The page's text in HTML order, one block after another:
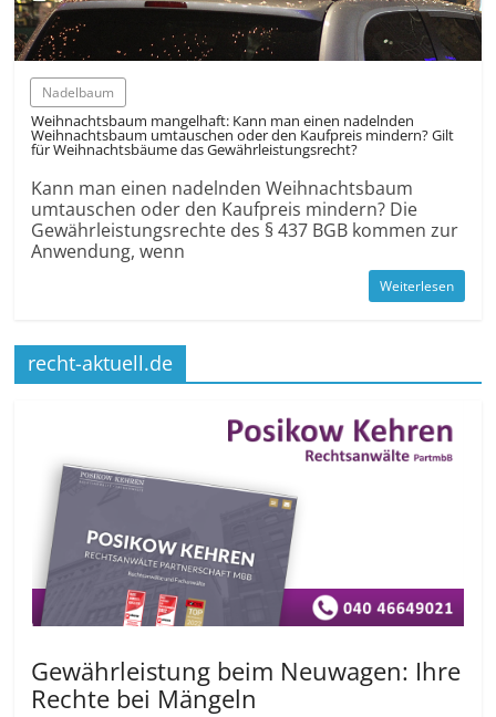
Nadelbaum
Weihnachtsbaum mangelhaft: Kann man einen nadelnden
Weihnachtsbaum umtauschen oder den Kaufpreis mindern? Gilt
für Weihnachtsbäume das Gewährleistungsrecht?
Kann man einen nadelnden Weihnachtsbaum
umtauschen oder den Kaufpreis mindern? Die
Gewährleistungsrechte des § 437 BGB kommen zur
Anwendung, wenn
Weiterlesen
recht-aktuell.de
Gewährleistung beim Neuwagen: Ihre
Rechte bei Mängeln